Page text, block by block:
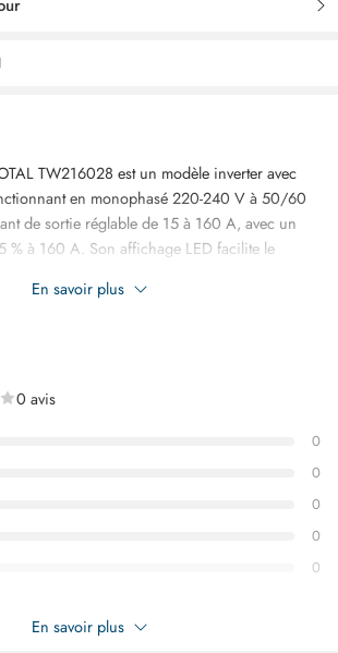
TW216028 est un modèle inverter avec
en monophasé 220-240 V à 50/60
de sortie réglable de 15 à 160 A, avec un
% à 160 A. Son affichage LED facilite le
En savoir plus
0 avis
0
0
0
0
0
donner votre avis sur “TOTAL poste soudure
160a inverter TW216028”
En savoir plus